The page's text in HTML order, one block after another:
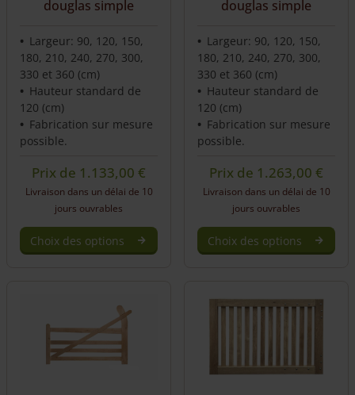
douglas simple
Largeur: 90, 120, 150,
180, 210, 240, 270, 300,
330 et 360 (cm)
Hauteur standard de
120 (cm)
Fabrication sur mesure
possible.
Prix de 1.133,00 €
Livraison dans un délai de 10
jours ouvrables
Choix des options
douglas simple
Largeur: 90, 120, 150,
180, 210, 240, 270, 300,
330 et 360 (cm)
Hauteur standard de
120 (cm)
Fabrication sur mesure
possible.
Prix de 1.263,00 €
Livraison dans un délai de 10
jours ouvrables
Choix des options